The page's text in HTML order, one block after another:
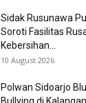
Sidak Rusunawa
Soroti Fasilitas
Kebersihan...
10 August 2026
Polwan Sidoarjo
Bullying di